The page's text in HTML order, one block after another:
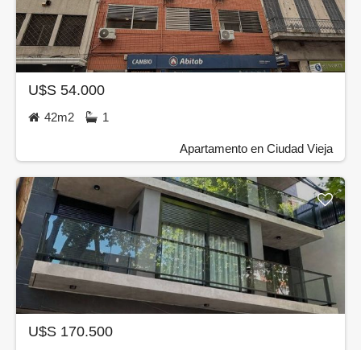
U$S 54.000
42m2 1
Apartamento en Ciudad Vieja
U$S 170.500